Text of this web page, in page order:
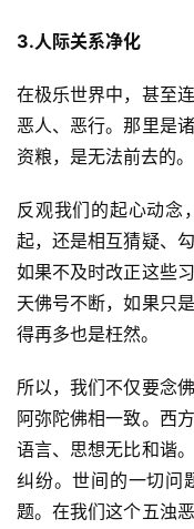
资
讯
八
3.人际关系净化
在极乐世界中，甚至
恶人、恶行。那里是
资粮，是无法前去的。
反观我们的起心动念
起，还是相互猜疑、
如果不及时改正这些
天佛号不断，如果只
得再多也是枉然。
所以，我们不仅要念
阿弥陀佛相一致。西
语言、思想无比和谐
纠纷。世间的一切问
题。在我们这个五浊